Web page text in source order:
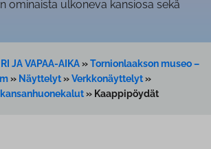
ominaista ulkoneva kansiosa sekä
JA VAPAA-AIKA»Tornionlaakson museo –
» Näyttelyt»Verkkonäyttelyt»
» Kaappipöydät